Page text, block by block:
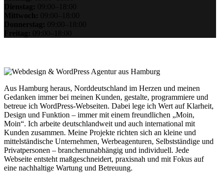
Aus Hamburg heraus, Norddeutschland im Herzen und meinen
Gedanken immer bei meinen Kunden, gestalte, programmiere und
betreue ich WordPress-Webseiten. Dabei lege ich Wert auf Klarheit,
Design und Funktion – immer mit einem freundlichen „Moin,
Moin“. Ich arbeite deutschlandweit und auch international mit
Kunden zusammen. Meine Projekte richten sich an kleine und
mittelständische Unternehmen, Werbeagenturen, Selbstständige und
Privatpersonen – branchenunabhängig und individuell. Jede
Webseite entsteht maßgeschneidert, praxisnah und mit Fokus auf
eine nachhaltige Wartung und Betreuung.